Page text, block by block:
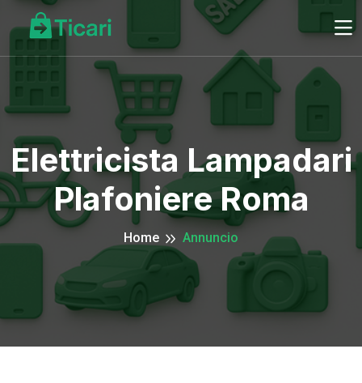
Elettricista Lampadari
Plafoniere Roma
Home Annuncio